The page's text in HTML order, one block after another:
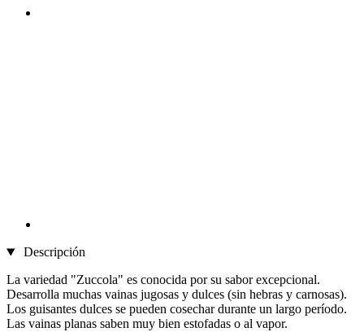
Descripción
La variedad "Zuccola" es conocida por su sabor excepcional.
Desarrolla muchas vainas jugosas y dulces (sin hebras y carnosas).
Los guisantes dulces se pueden cosechar durante un largo período.
Las vainas planas saben muy bien estofadas o al vapor.